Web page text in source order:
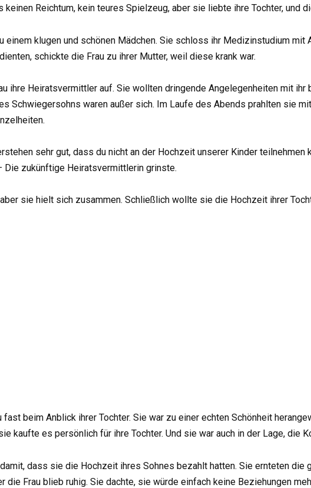
keinen Reichtum, kein teures Spielzeug, aber sie liebte ihre Tochter, und
klugen und schönen Mädchen. Sie schloss ihr Medizinstudium mit
schickte die Frau zu ihrer Mutter, weil diese krank war.
ihre Heiratsvermittler auf. Sie wollten dringende Angelegenheiten mit ihr
Schwiegersohns waren außer sich. Im Laufe des Abends prahlten sie
sehr gut, dass du nicht an der Hochzeit unserer Kinder teilnehmen
zukünftige Heiratsvermittlerin grinste.
sie hielt sich zusammen. Schließlich wollte sie die Hochzeit ihrer
beim Anblick ihrer Tochter. Sie war zu einer echten Schönheit
kaufte es persönlich für ihre Tochter. Und sie war auch in der Lage, die
dass sie die Hochzeit ihres Sohnes bezahlt hatten. Sie ernteten die
Frau blieb ruhig. Sie dachte, sie würde einfach keine Beziehungen